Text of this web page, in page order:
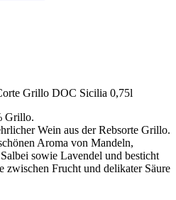
Grillo DOC Sicilia 0,75l
Grillo.
Wein aus der Rebsorte Grillo.
Aroma von Mandeln,
sowie Lavendel und besticht
zwischen Frucht und delikater Säure